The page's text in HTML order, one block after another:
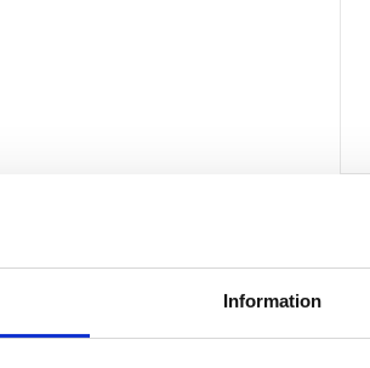
Information